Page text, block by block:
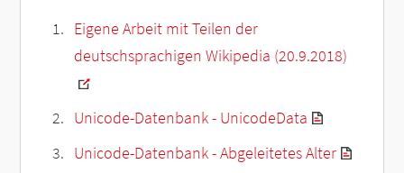
Eigene Arbeit mit Teilen der
deutschsprachigen Wikipedia (20.9.2018)
Unicode-Datenbank - UnicodeData
Unicode-Datenbank - Abgeleitetes Alter